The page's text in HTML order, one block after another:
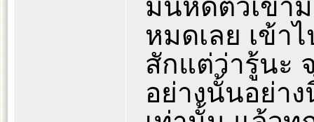
มันหดตัวเข้า
หมดเลย เข้า
สักแต่ว่ารู้นะ
อย่างนั้นอย่า